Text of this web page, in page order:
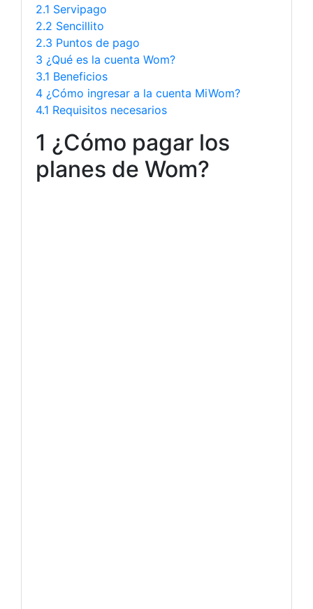
2.1 Servipago
2.2 Sencillito
2.3 Puntos de pago
3 ¿Qué es la cuenta Wom?
3.1 Beneficios
4 ¿Cómo ingresar a la cuenta MiWom?
4.1 Requisitos necesarios
1 ¿Cómo pagar los
planes de Wom?